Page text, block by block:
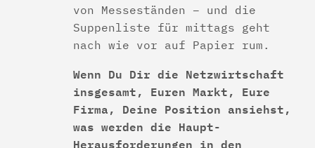
von Messeständen – und die
Suppenliste für mittags geht
nach wie vor auf Papier rum.
Wenn Du Dir die Netzwirtschaft
insgesamt, Euren Markt, Eure
Firma, Deine Position ansiehst,
was werden die Haupt-
Herausforderungen in den